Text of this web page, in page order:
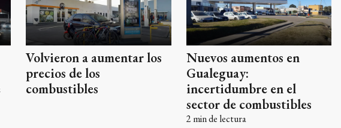
Volvieron a aumentar los
precios de los
combustibles
Nuevos aumentos en
Gualeguay:
incertidumbre en el
sector de combustibles
2 min de lectura